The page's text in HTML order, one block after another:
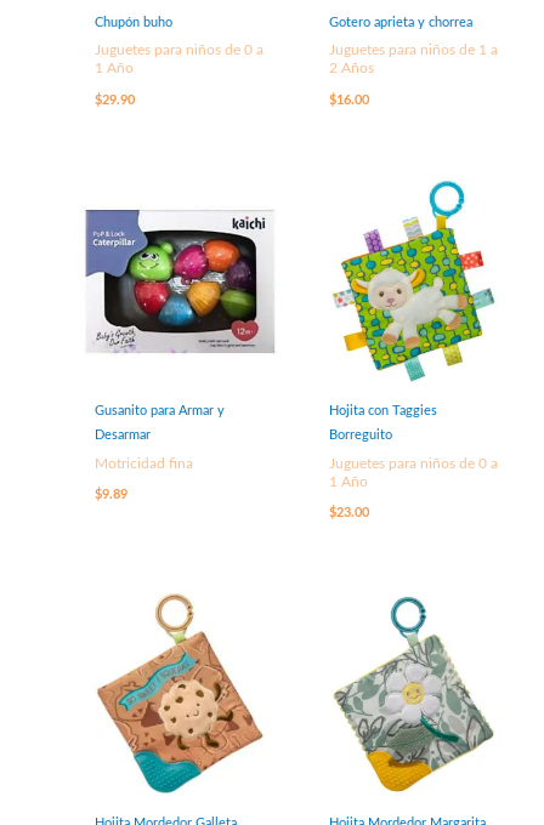
Chupón buho
Juguetes para niños de 0 a
1 Año
$29.90
Gotero aprieta y chorrea
Juguetes para niños de 1 a
2 Años
$16.00
Gusanito para Armar y
Desarmar
Motricidad fina
$9.89
Hojita con Taggies
Borreguito
Juguetes para niños de 0 a
1 Año
$23.00